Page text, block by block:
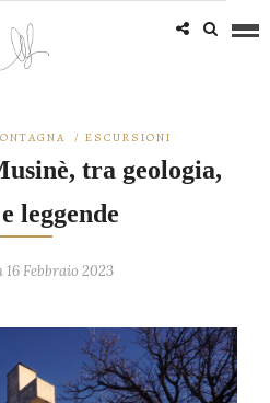
/ ESCURSIONI
tra geologia,
leggende
16 Febbraio 2023